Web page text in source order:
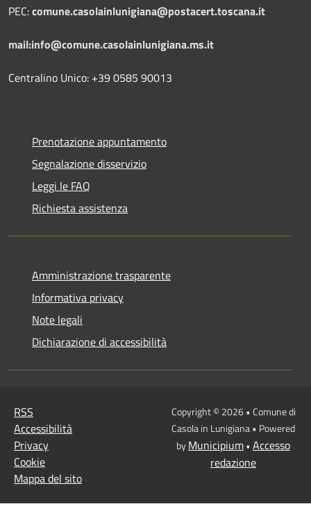
PEC:comune.casolainlunigiana@postacert.toscana.it
mail:info@comune.casolainlunigiana.ms.it
Centralino Unico: +39 0585 90013
Prenotazione appuntamento
Segnalazione disservizio
Leggi le FAQ
Richiesta assistenza
Amministrazione trasparente
Informativa privacy
Note legali
Dichiarazione di accessibilità
RSS
Accessibilità
Privacy
Cookie
Mappa del sito
Copyright © 2026 • Comune di
Casola in Lunigiana • Powered
byMunicipium• Accesso
redazione